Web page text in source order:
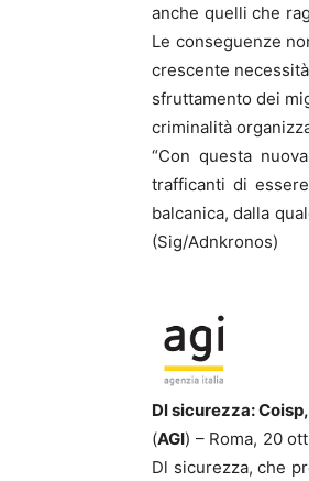
anche quelli che
Le conseguenze
crescente
sfruttamento dei
criminalità
“Con questa
trafficanti di
balcanica, dalla
(Sig/Adnkronos)
Dl sicurezza:
(AGI) – Roma, 20
Dl sicurezza, che